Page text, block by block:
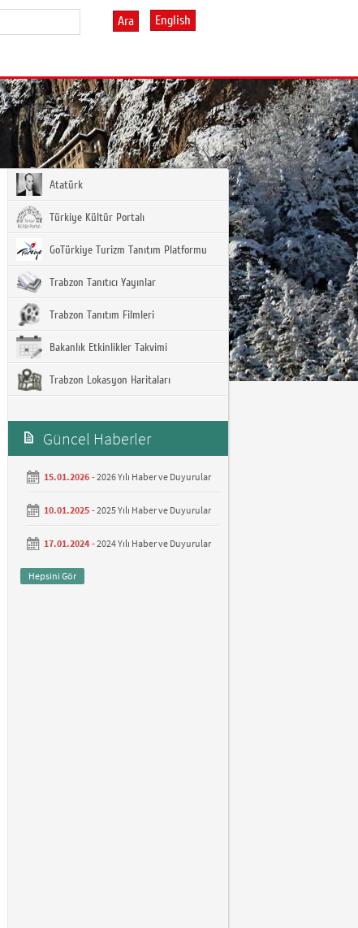
Ara English
Atatürk
Türkiye Kültür Portalı
GoTürkiye Turizm Tanıtım Platformu
Trabzon Tanıtıcı Yayınlar
Trabzon Tanıtım Filmleri
Bakanlık Etkinlikler Takvimi
Trabzon Lokasyon Haritaları
Güncel Haberler
15.01.2026 -2026 Yılı Haber ve Duyurular
10.01.2025 -2025 Yılı Haber ve Duyurular
17.01.2024 -2024 Yılı Haber ve Duyurular
Hepsini Gör